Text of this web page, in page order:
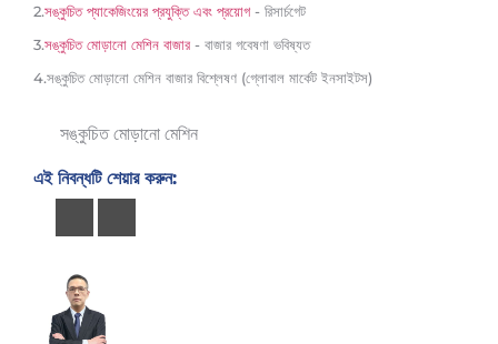
2.সঙ্কুচিত প্যাকেজিংয়ের প্রযুক্তি এবং প্রয়োগ - রিসার্চগেট
3.সঙ্কুচিত মোড়ানো মেশিন বাজার - বাজার গবেষণা ভবিষ্যত
4.সঙ্কুচিত মোড়ানো মেশিন বাজার বিশ্লেষণ (গ্লোবাল মার্কেট ইনসাইটস)
সঙ্কুচিত মোড়ানো মেশিন
এই নিবন্ধটি শেয়ার করুন: